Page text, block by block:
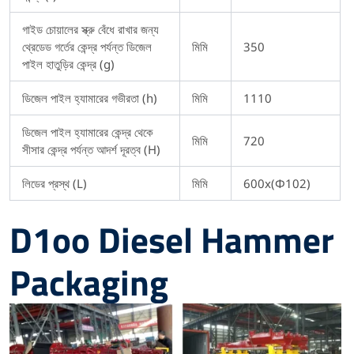
গাইড চোয়ালের স্ক্রু বেঁধে রাখার জন্য
থ্রেডেড গর্তের কেন্দ্র পর্যন্ত ডিজেল
পাইল হাতুড়ির কেন্দ্র (g)
মিমি 350
ডিজেল পাইল হ্যামারের গভীরতা (h) মিমি 1110
ডিজেল পাইল হ্যামারের কেন্দ্র থেকে
সীসার কেন্দ্র পর্যন্ত আদর্শ দূরত্ব (H)
মিমি 720
লিডের প্রস্থ (L) মিমি 600x(Φ102)
D1oo Diesel Hammer
Packaging